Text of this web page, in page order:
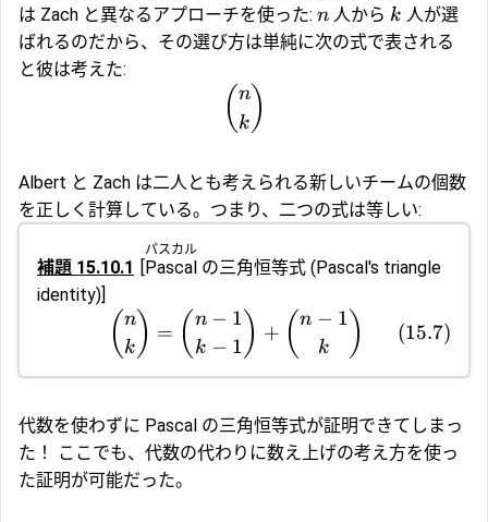
は Zach と異なるアプローチを使った: n 人から k 人が選
ばれるのだから、その選び方は単純に次の式で表される
と彼は考えた:
( k
n)
Albert と Zach は二人とも考えられる新しいチームの個数
を正しく計算している。つまり、二つの式は等しい:
補題 15.10.1 [Pascal
パスカル
の三角恒等式(Pascal's triangle
identity)]
( k
n) = ( k − 1
n − 1 ) + ( k
n − 1 ) (15.7)
代数を使わずに Pascal の三角恒等式が証明できてしまっ
た！ ここでも、代数の代わりに数え上げの考え方を使っ
た証明が可能だった。